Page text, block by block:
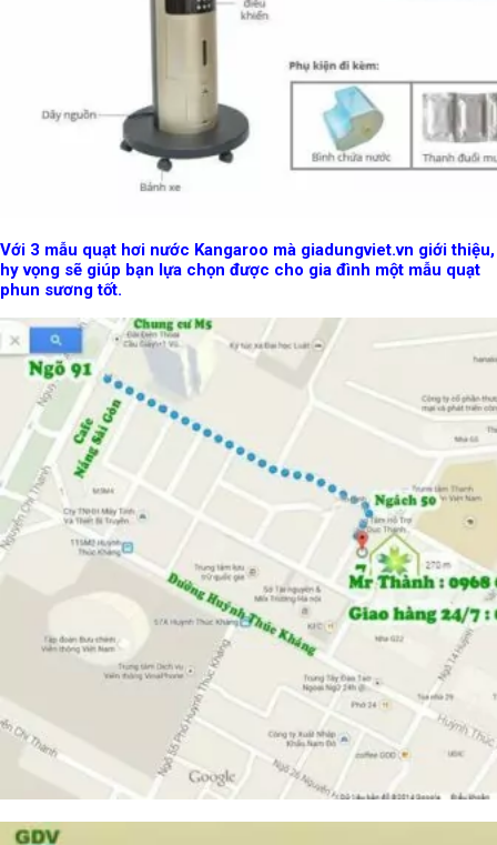
Với 3 mẫu quạt hơi nước Kangaroo mà giadungviet.vn giới thiệu,
hy vọng sẽ giúp bạn lựa chọn được cho gia đình một mẫu quạt
phun sương tốt.